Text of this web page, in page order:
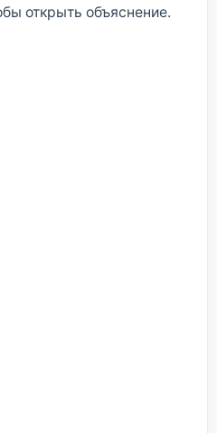
открыть объяснение.
на определённой территории,
и поддерживает порядок.
у восточных славян;
соратники князя, его главная